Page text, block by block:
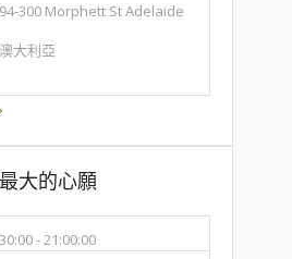
300 Morphett St Adelaide
澳大利亞
最大的心願
-21:00:00